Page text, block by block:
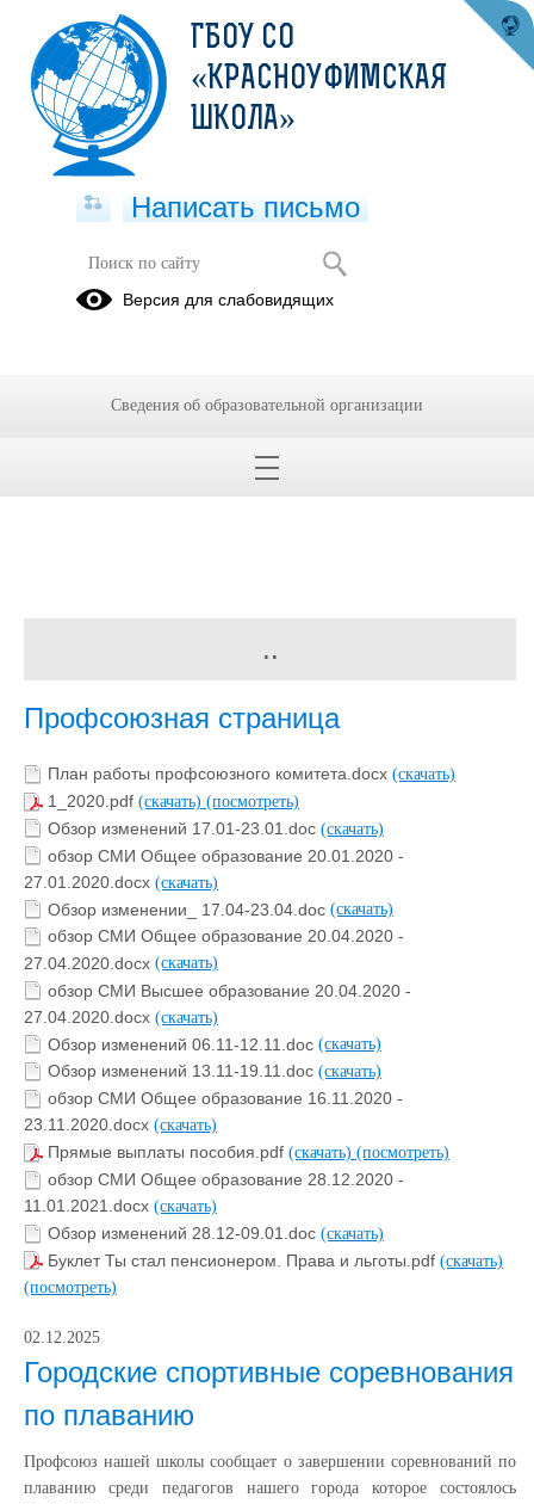
..
Профсоюзная страница
План работы профсоюзного комитета.docx (скачать)
1_2020.pdf (скачать) (посмотреть)
Обзор изменений 17.01-23.01.doc (скачать)
обзор СМИ Общее образование 20.01.2020 -
27.01.2020.docx (скачать)
Обзор изменении_ 17.04-23.04.doc (скачать)
обзор СМИ Общее образование 20.04.2020 -
27.04.2020.docx (скачать)
обзор СМИ Высшее образование 20.04.2020 -
27.04.2020.docx (скачать)
Обзор изменений 06.11-12.11.doc (скачать)
Обзор изменений 13.11-19.11.doc (скачать)
обзор СМИ Общее образование 16.11.2020 -
23.11.2020.docx (скачать)
Прямые выплаты пособия.pdf (скачать) (посмотреть)
обзор СМИ Общее образование 28.12.2020 -
11.01.2021.docx (скачать)
Обзор изменений 28.12-09.01.doc (скачать)
Буклет Ты стал пенсионером. Права и льготы.pdf (скачать)
(посмотреть)
02.12.2025
Городские спортивные соревнования
по плаванию
Профсоюз нашей школы сообщает о завершении соревнований по
плаванию среди педагогов нашего города которое состоялось
ГБОУ СО
«КРАСНОУФИМСКАЯ
ШКОЛА»
Написать письмо
Версия для слабовидящих
Сведения об образовательной организации